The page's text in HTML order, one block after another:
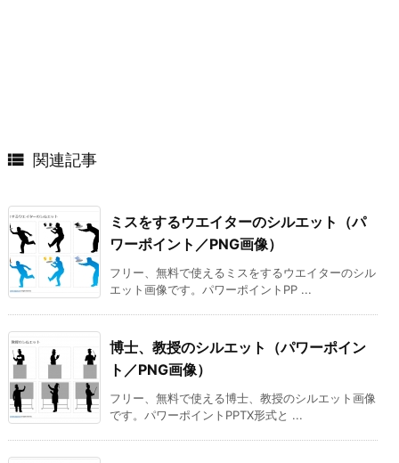
 関連記事
ミスをするウエイターのシルエット（パ
ワーポイント／PNG画像）
フリー、無料で使えるミスをするウエイターのシル
エット画像です。パワーポイントPP ...
博士、教授のシルエット（パワーポイン
ト／PNG画像）
フリー、無料で使える博士、教授のシルエット画像
です。パワーポイントPPTX形式と ...